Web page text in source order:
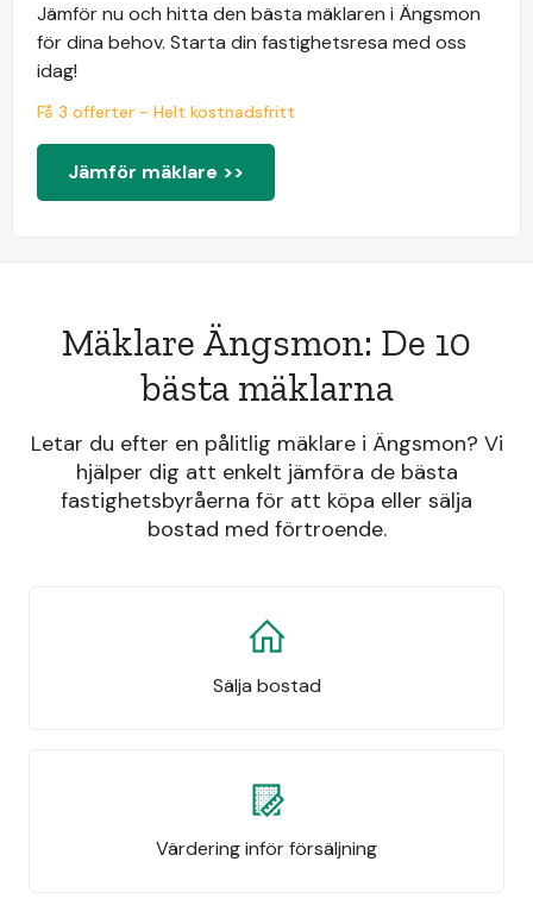
Jämför nu och hitta den bästa mäklaren i Ängsmon
för dina behov. Starta din fastighetsresa med oss
idag!
Få 3 offerter - Helt kostnadsfritt
Jämför mäklare >>
Mäklare Ängsmon: De 10
bästa mäklarna
Letar du efter en pålitlig mäklare i Ängsmon? Vi
hjälper dig att enkelt jämföra de bästa
fastighetsbyråerna för att köpa eller sälja
bostad med förtroende.
Sälja bostad
Värdering inför försäljning